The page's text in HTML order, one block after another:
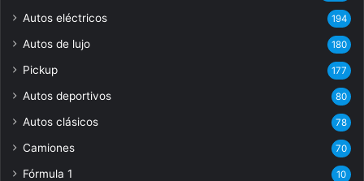
Autos eléctricos 194
Autos de lujo 180
Pickup 177
Autos deportivos 80
Autos clásicos 78
Camiones 70
Fórmula 1 10